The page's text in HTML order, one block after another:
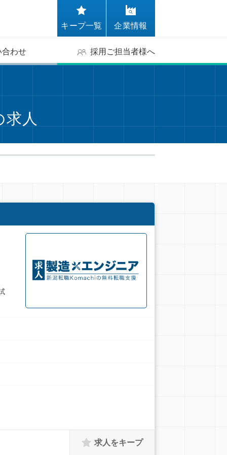
キープ一覧 企業情報
わせ 採用ご担当者様へ
人
求人をキープ